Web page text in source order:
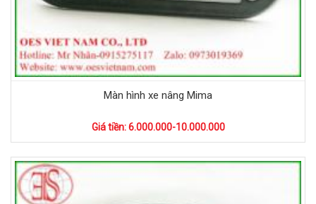
Màn hình xe nâng Mima
Giá tiền: 6.000.000-10.000.000